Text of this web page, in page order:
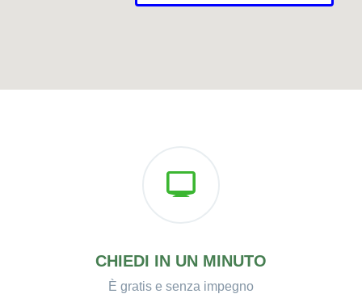
CHIEDI IN UN MINUTO
È gratis e senza impegno